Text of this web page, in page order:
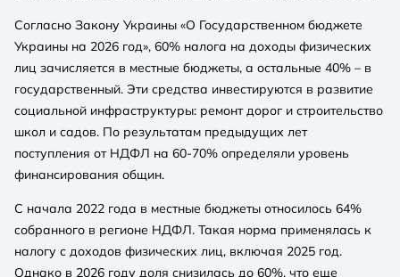
Согласно Закону Украины «О Государственном бюджете
Украины на 2026 год», 60% налога на доходы физических
лиц зачисляется в местные бюджеты, а остальные 40% – в
государственный. Эти средства инвестируются в развитие
социальной инфраструктуры: ремонт дорог и строительство
школ и садов. По результатам предыдущих лет
поступления от НДФЛ на 60-70% определяли уровень
финансирования общин.
С начала 2022 года в местные бюджеты относилось 64%
собранного в регионе НДФЛ. Такая норма применялась к
налогу с доходов физических лиц, включая 2025 год.
Однако в 2026 году доля снизилась до 60%, что еще